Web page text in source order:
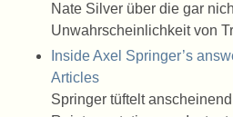
Nate Silver über die gar
Unwahrscheinlichkeit von
Inside Axel Springer’s
Articles
Springer tüftelt